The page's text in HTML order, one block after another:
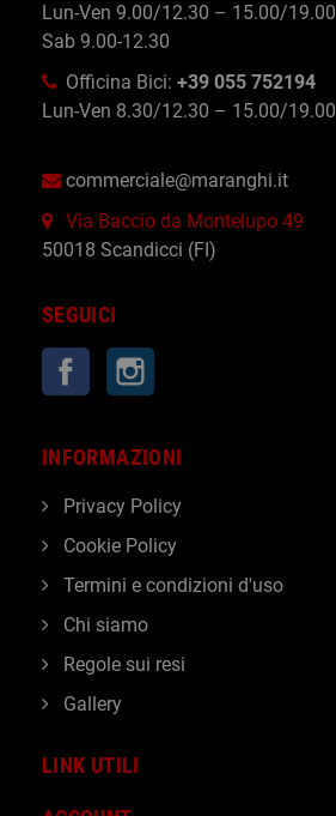
Lun-Ven 9.00/12.30 – 15.00/19.00
Sab 9.00-12.30
Officina Bici: +39 055 752194
Lun-Ven 8.30/12.30 – 15.00/19.00
commerciale@maranghi.it
Via Baccio da Montelupo 49
50018 Scandicci (FI)
SEGUICI
Facebook
LINK UTILI
INFORMAZIONI
Privacy Policy
Cookie Policy
Termini e condizioni d'uso
Chi siamo
Regole sui resi
Gallery